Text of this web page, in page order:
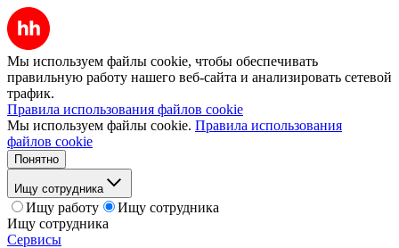
Мы используем файлы cookie, чтобы обеспечивать
правильную работу нашего веб-сайта и анализировать сетевой
трафик.
Правила использования файлов cookie
Мы используем файлы cookie. Правила использования
файлов cookie
Понятно
Ищу сотрудника
Ищу работу
Ищу сотрудника
Ищу сотрудника
Сервисы